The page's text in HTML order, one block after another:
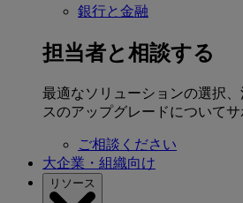
銀行と金融
担当者と相談する
最適なソリューションの選択
スのアップグレードについて
ご相談ください
大企業・組織向け
リソース